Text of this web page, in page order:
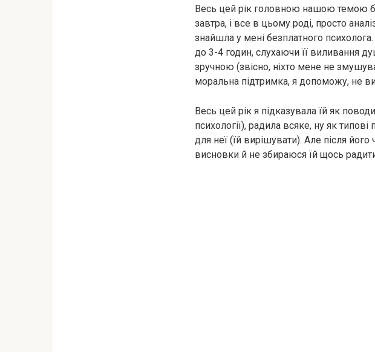
Весь цей рік головною нашою темою
завтра, і все в цьому роді, просто
знайшла у мені безплатного
до 3-4 годин, слухаючи її виливання
зручною (звісно, ​​ніхто мене не
моральна підтримка, я допоможу, не
Весь цей рік я підказувала їй як
психології), радила всяке, ну як
для неї (їй вирішувати). Але після
висновки й не збираюся їй щось